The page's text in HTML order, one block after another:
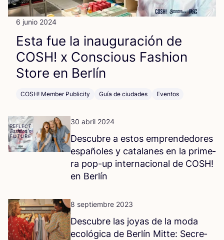
6 junio 2024
Esta fue la inau­gu­ra­ción de
COSH! x Cons­cious Fashion
Sto­re en Berlín
COSH! Member Publicity Guía de ciudades Eventos
30 abril 2024
Des­cu­bre a estos empren­de­do­res
espa­ño­les y cata­la­nes en la pri­me­
ra pop-up inter­na­cio­nal de COSH!
en Berlín
8 septiembre 2023
Des­cu­bre las joyas de la moda
eco­ló­gi­ca de Ber­lín Mit­te: Secre­